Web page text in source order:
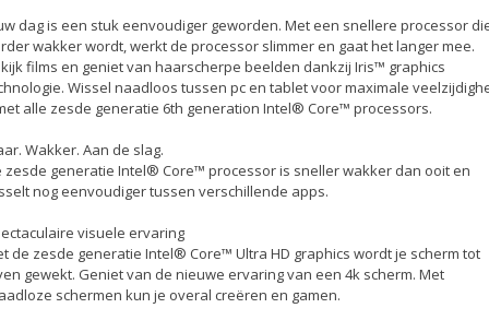
dag is een stuk eenvoudiger geworden. Met een snellere processor
wakker wordt, werkt de processor slimmer en gaat het langer mee.
films en geniet van haarscherpe beelden dankzij Iris™ graphics
Wissel naadloos tussen pc en tablet voor maximale
alle zesde generatie 6th generation Intel® Core™ processors.
Wakker. Aan de slag.
zesde generatie Intel® Core™ processor is sneller wakker dan ooit en
nog eenvoudiger tussen verschillende apps.
visuele ervaring
de zesde generatie Intel® Core™ Ultra HD graphics wordt je scherm tot
gewekt. Geniet van de nieuwe ervaring van een 4k scherm. Met
schermen kun je overal creëren en gamen.